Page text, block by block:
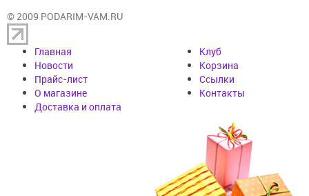
© 2009 PODARIM-VAM.RU
Главная
Новости
Прайс-лист
О магазине
Доставка и оплата
Клуб
Корзина
Cсылки
Контакты